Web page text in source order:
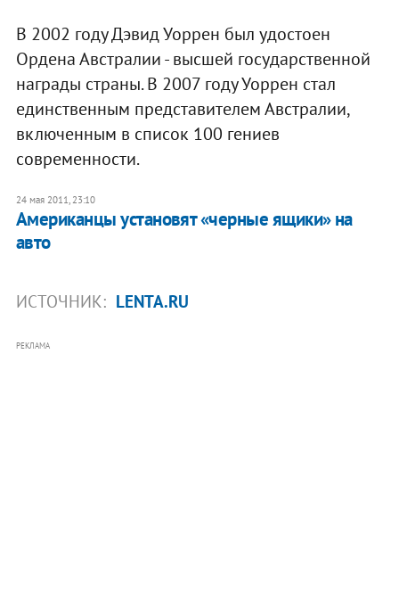
В 2002 году Дэвид Уоррен был удостоен
Ордена Австралии - высшей государственной
награды страны. В 2007 году Уоррен стал
единственным представителем Австралии,
включенным в список 100 гениев
современности.
24 мая 2011, 23:10
Американцы установят «черные ящики» на
авто
ИСТОЧНИК: LENTA.RU
РЕКЛАМА